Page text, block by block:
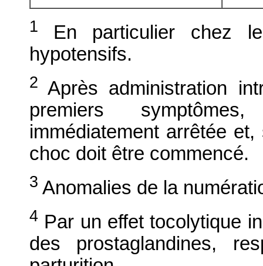
1 En particulier chez
hypotensifs.
2 Après administration
premiers
immédiatement arrêtée
choc doit être commencé.
3 Anomalies de la
4 Par un effet tocolytique
des prostaglandines,